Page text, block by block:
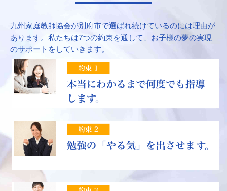
九州家庭教師協会が別府市で選ばれ続けているのには理由が
あります。私たちは7つの約束を通して、お子様の夢の実現
のサポートをしていきます。